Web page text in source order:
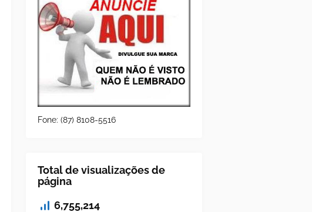
Fone: (87) 8108-5516
Total de visualizações de
página
6,755,214